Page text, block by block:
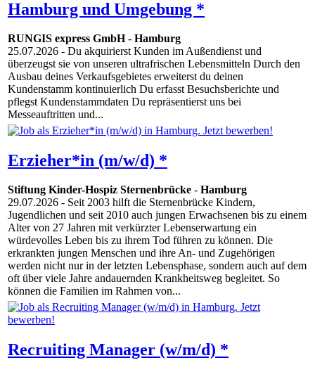
Hamburg und Umgebung *
RUNGIS express GmbH- Hamburg
25.07.2026 - Du akquirierst Kunden im Außendienst und
überzeugst sie von unseren ultrafrischen Lebensmitteln Durch den
Ausbau deines Verkaufsgebietes erweiterst du deinen
Kundenstamm kontinuierlich Du erfasst Besuchsberichte und
pflegst Kundenstammdaten Du repräsentierst uns bei
Messeauftritten und...
Erzieher*in (m/w/d) *
Stiftung Kinder-Hospiz Sternenbrücke - Hamburg
29.07.2026 - Seit 2003 hilft die Sternenbrücke Kindern,
Jugendlichen und seit 2010 auch jungen Erwachsenen bis zu einem
Alter von 27 Jahren mit verkürzter Lebenserwartung ein
würdevolles Leben bis zu ihrem Tod führen zu können. Die
erkrankten jungen Menschen und ihre An- und Zugehörigen
werden nicht nur in der letzten Lebensphase, sondern auch auf dem
oft über viele Jahre andauernden Krankheitsweg begleitet. So
können die Familien im Rahmen von...
Recruiting Manager (w/m/d) *